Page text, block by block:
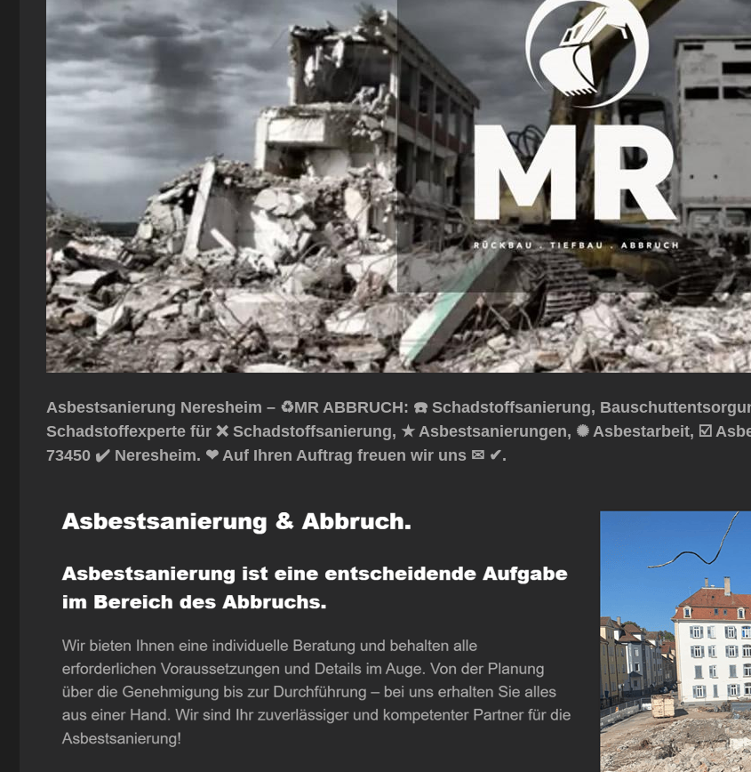
Asbestsanierung Neresheim – ♻️MR ABBRUCH: ☎️ Schadstoffsanierung,
Schadstoffexperte für ❌ Schadstoffsanierung, ★ Asbestsanierungen, ✺ Asbestarbeit, ☑️
73450 ✔️ Neresheim. ❤ Auf Ihren Auftrag freuen wir uns ✉ ✔.